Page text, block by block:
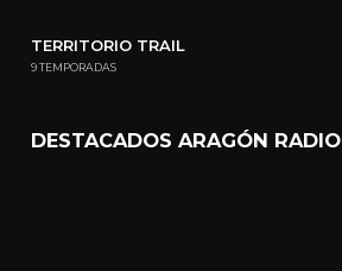
TERRITORIO TRAIL
9 TEMPORADAS
DESTACADOS ARAGÓN RADIO